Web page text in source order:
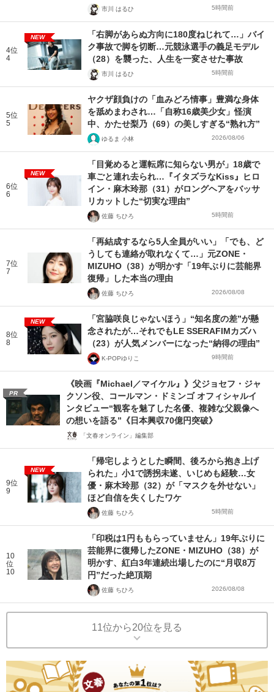
市川 はるひ 5時間前
4位
4
NEW
「右脚があらぬ方向に180度ねじれて…」バイ
ク事故で脚を切断…元競泳選手の義足モデル
（28）を襲った、人生を一変させた事故
市川 はるひ 5時間前
5位
5
ヤクザ顔負けの「血みどろ情事」豊満な身体
を舐めまわされ…「自称16歳美少女」怪演
中、かたせ梨乃（69）の美しすぎる“熟れ方”
ゆるま 小林 2026/08/06
6位
6
NEW
「目覚めると運転席に知らない男が」18歳で
車ごと連れ去られ…『イタズラなKiss』ヒロ
イン・麻木玲那（31）がロングヘアをバッサ
リカットした“切実な理由”
佐藤 ちひろ 5時間前
7位
7
「再結成するなら5人全員がいい」「でも、ど
うしても連絡が取れなくて…」元ZONE・
MIZUHO（38）が明かす「19年ぶりに芸能界
復帰」した本当の理由
佐藤 ちひろ 2026/08/08
8位
8
NEW
「宮脇咲良じゃないほう」“知名度の差”が懸
念されたが…それでもLE SSERAFIMカズハ
（23）が人気メンバーになった“納得の理由”
K-POPゆりこ 9時間前
PR
《映画『Michael／マイケル』》父ジョセフ・ジャ
クソン役、コールマン・ドミンゴ オフィシャルイ
ンタビュー“観客を魅了した名優、複雑な父親像へ
の想いを語る”《日本興収70億円突破》
「文春オンライン」編集部
9位
9
NEW
「帰宅しようとした瞬間、後ろから抱き上げ
られた」小1で誘拐未遂、いじめも経験…女
優・麻木玲那（32）が「マスクを外せない」
ほど自信を失くしたワケ
佐藤 ちひろ 5時間前
10
位
10
「印税は1円ももらっていません」19年ぶりに
芸能界に復帰したZONE・MIZUHO（38）が
明かす、紅白3年連続出場したのに“月収8万
円”だった絶頂期
佐藤 ちひろ 2026/08/08
11位から20位を見る